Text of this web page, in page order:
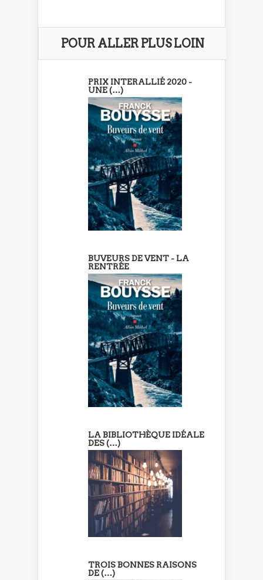
POUR ALLER PLUS LOIN
PRIX INTERALLIÉ 2020 -
UNE (…)
BUVEURS DE VENT - LA
RENTRÉE
LA BIBLIOTHÈQUE IDÉALE
DES (…)
TROIS BONNES RAISONS
DE (…)